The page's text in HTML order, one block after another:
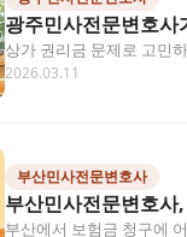
광주민사전문변호
상가 권리금 문제로 고민
사건을 전문적으로 다루는…
2026.03.11
부산민사전문변호사
부산민사전문변호사
부산에서 보험금 청구에